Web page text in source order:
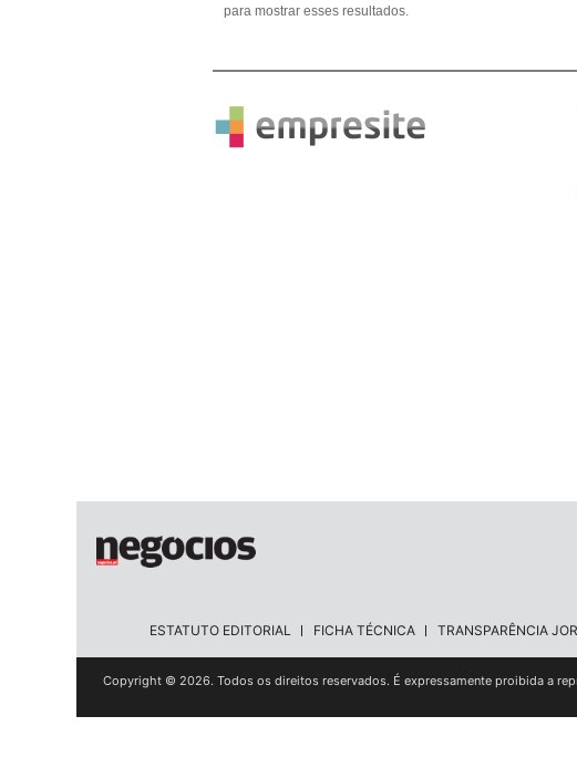
para mostrar esses resultados.